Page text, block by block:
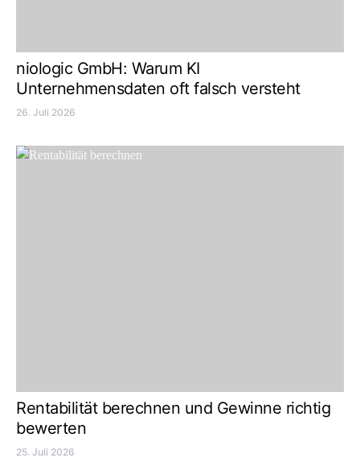
niologic GmbH: Warum KI
Unternehmensdaten oft falsch versteht
26. Juli 2026
Rentabilität berechnen und Gewinne richtig
bewerten
25. Juli 2026